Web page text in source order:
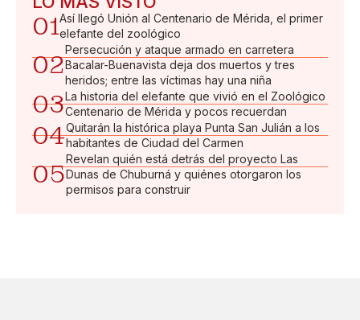
01Así llegó Unión al Centenario de Mérida, el primer
elefante del zoológico
02
Persecución y ataque armado en carretera
Bacalar-Buenavista deja dos muertos y tres
heridos; entre las víctimas hay una niña
03La historia del elefante que vivió en el Zoológico
Centenario de Mérida y pocos recuerdan
04Quitarán la histórica playa Punta San Julián a los
habitantes de Ciudad del Carmen
05
Revelan quién está detrás del proyecto Las
Dunas de Chuburná y quiénes otorgaron los
permisos para construir